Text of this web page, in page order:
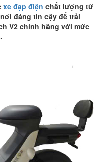
xe đạp điện chất lượng từ
đáng tin cậy để trải
V2 chính hãng với mức